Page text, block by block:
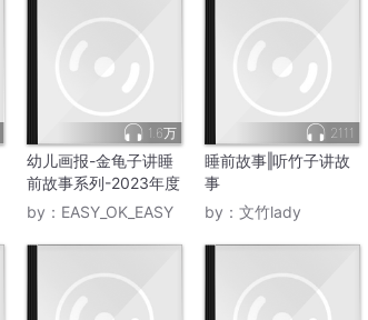
1.6万
幼儿画报-金龟子讲睡
前故事系列-2023年度
by： EASY_OK_EASY
2111
睡前故事‖听竹子讲故
事
by： 文竹lady